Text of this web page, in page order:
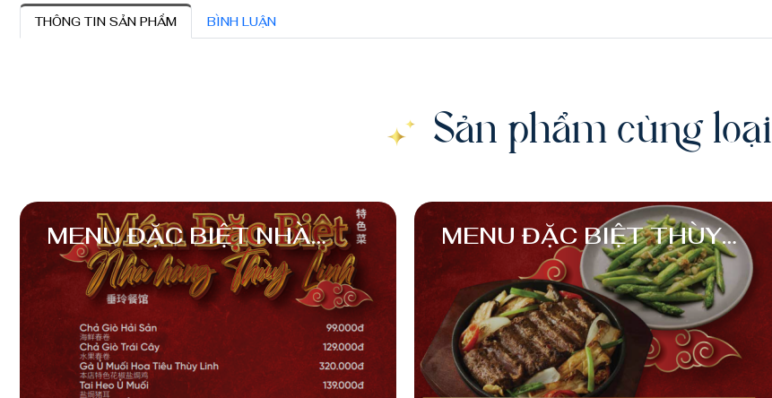
THÔNG TIN SẢN PHẨM BÌNH LUẬN
Sản phẩm cùng loại
MENU ĐẶC BIỆT NHÀ
HÀNG THÙY LINH
MENU ĐẶC BIỆT THÙY
LINH 2